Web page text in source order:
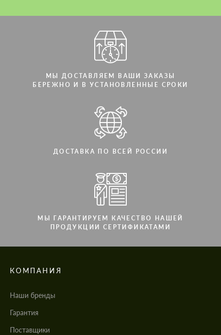
МЫ ДОСТАВЛЯЕМ ВАШИ ЗАКАЗЫ
БЕРЕЖНО И В УСТАНОВЛЕННЫЕ СРОКИ
ДОСТАВКА ПО ВСЕЙ РОССИИ
МЫ ГАРАНТИРУЕМ КАЧЕСТВО НАШЕЙ
ПРОДУКЦИИ СЕРТИФИКАТАМИ
КОМПАНИЯ
Наши бренды
Гарантия
Поставщики